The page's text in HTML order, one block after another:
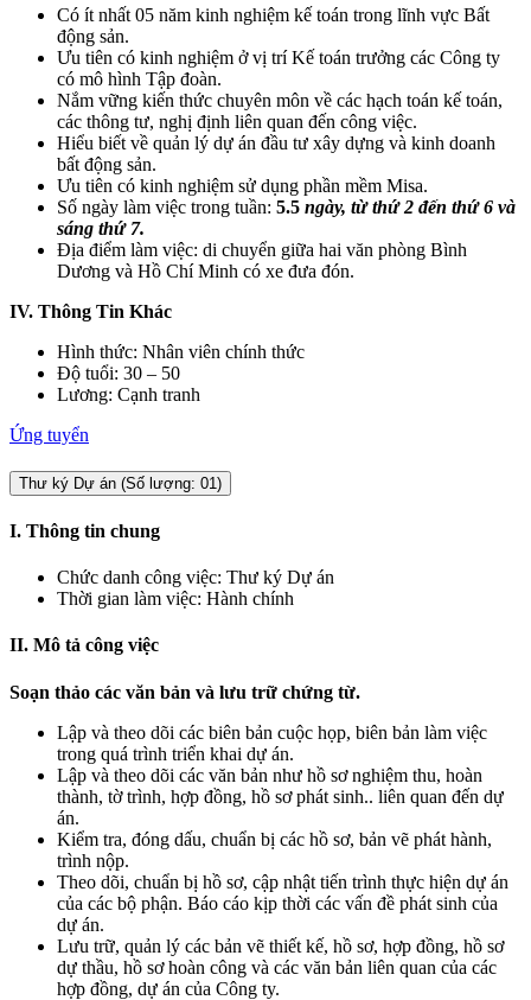
Có ít nhất 05 năm kinh nghiệm kế toán trong lĩnh vực Bất
động sản.
Ưu tiên có kinh nghiệm ở vị trí Kế toán trưởng các Công ty
có mô hình Tập đoàn.
Nắm vững kiến thức chuyên môn về các hạch toán kế toán,
các thông tư, nghị định liên quan đến công việc.
Hiểu biết về quản lý dự án đầu tư xây dựng và kinh doanh
bất động sản.
Ưu tiên có kinh nghiệm sử dụng phần mềm Misa.
Số ngày làm việc trong tuần: 5.5 ngày, từ thứ 2 đến thứ 6 và
sáng thứ 7.
Địa điểm làm việc: di chuyển giữa hai văn phòng Bình
Dương và Hồ Chí Minh có xe đưa đón.
IV. Thông Tin Khác
Hình thức: Nhân viên chính thức
Độ tuổi: 30 – 50
Lương: Cạnh tranh
Ứng tuyển
Thư ký Dự án (Số lượng: 01)
I. Thông tin chung
Chức danh công việc: Thư ký Dự án
Thời gian làm việc: Hành chính
II. Mô tả công việc
Soạn thảo các văn bản và lưu trữ chứng từ.
Lập và theo dõi các biên bản cuộc họp, biên bản làm việc
trong quá trình triển khai dự án.
Lập và theo dõi các văn bản như hồ sơ nghiệm thu, hoàn
thành, tờ trình, hợp đồng, hồ sơ phát sinh.. liên quan đến dự
án.
Kiểm tra, đóng dấu, chuẩn bị các hồ sơ, bản vẽ phát hành,
trình nộp.
Theo dõi, chuẩn bị hồ sơ, cập nhật tiến trình thực hiện dự án
của các bộ phận. Báo cáo kịp thời các vấn đề phát sinh của
dự án.
Lưu trữ, quản lý các bản vẽ thiết kế, hồ sơ, hợp đồng, hồ sơ
dự thầu, hồ sơ hoàn công và các văn bản liên quan của các
hợp đồng, dự án của Công ty.